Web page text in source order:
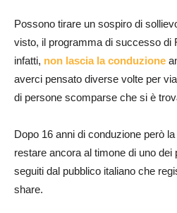
Possono tirare un sospiro di
visto, il programma di successo di
infatti, non lascia la conduzione
averci pensato diverse volte per
di persone scomparse che si è
Dopo 16 anni di conduzione però
restare ancora al timone di uno
seguiti dal pubblico italiano che
share.